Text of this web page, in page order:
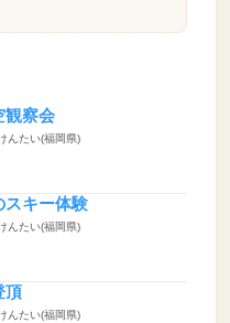
観察会
んたい(福岡県)
スキー体験
んたい(福岡県)
頂
んたい(福岡県)